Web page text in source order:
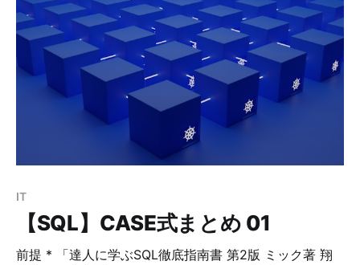
年）や聞き手が、その場にいることが前提となります。
「bring over」と「take over」の違い * bring over：話
し手や聞き手がいる「こちら側」に持ってくる 例：I'll
bring it over to your house.（君の家に持って行ってあ
げるね） * take over：話し手がいる場所以外の「どこ
か」に持って行く 例：
IT
【SQL】CASE式まとめ 01
前提 * 「達人に学ぶSQL徹底指南書 第2版 ミック著 翔